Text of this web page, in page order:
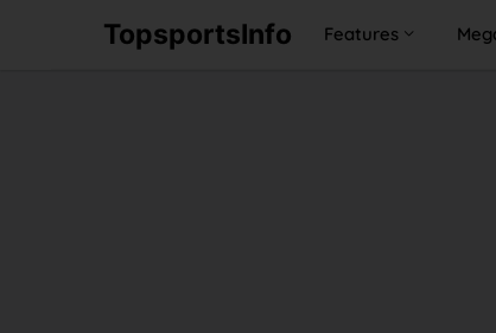
TopsportsInfo Features